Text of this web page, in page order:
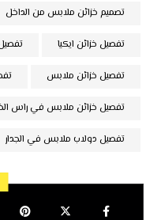
تصميم خزائن ملابس من الداخل
تفصيل خزائن ايكيا
تفصيل خزائن ملابس
تفصيل خزائن ملابس في راس
تفصيل دولاب ملابس في الجدار